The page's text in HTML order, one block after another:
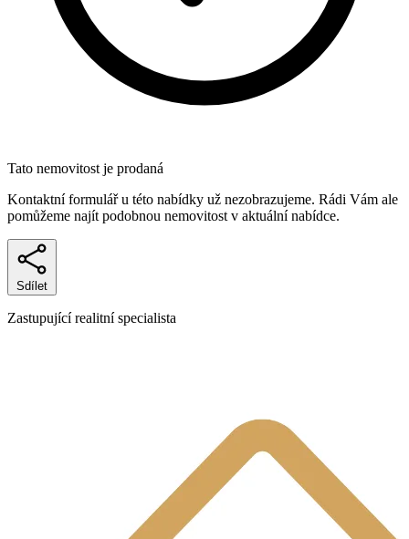
Tato nemovitost je prodaná
Kontaktní formulář u této nabídky už nezobrazujeme. Rádi Vám ale
pomůžeme najít podobnou nemovitost v aktuální nabídce.
Sdílet
Zastupující realitní specialista